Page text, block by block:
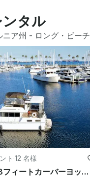
タル
ニア州 - ロング・ビーチ
ト ·12 名様
ロサンゼルスの38フィートカーバーヨット！